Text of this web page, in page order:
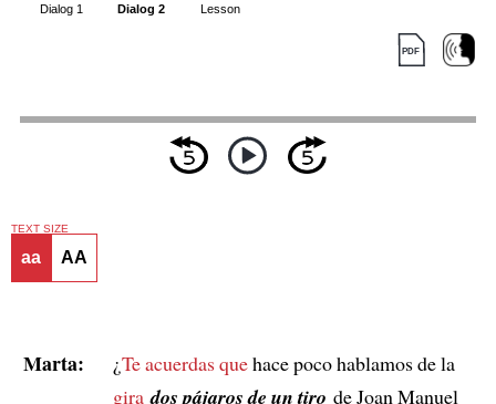
Dialog 1 Dialog 2 Lesson
TEXT SIZE
aa AA
Marta: ¿Te acuerdas quehace poco hablamos de la
gira dos pájaros de un tiro de Joan Manuel